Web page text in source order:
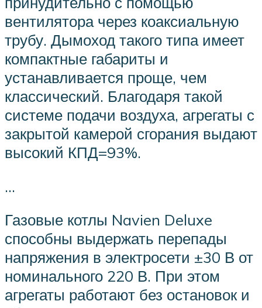
вентилятора через коаксиальную
трубу. Дымоход такого типа имеет
компактные габариты и
устанавливается проще, чем
классический. Благодаря такой
системе подачи воздуха, агрегаты с
закрытой камерой сгорания выдают
высокий КПД=93%.
…
Газовые котлы Navien Deluxe
способны выдержать перепады
напряжения в электросети ±30 В от
номинального 220 В. При этом
агрегаты работают без остановок и